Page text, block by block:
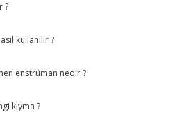
?
kullanılır ?
enstrüman nedir ?
kıyma ?